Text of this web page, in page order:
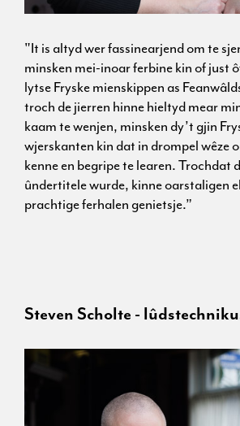
"It is altyd wer fassinearjend om te
minsken mei-inoar ferbine kin of just
lytse Fryske mienskippen as
troch de jierren hinne hieltyd mear
kaam te wenjen, minsken dy’t gjin
wjerskanten kin dat in drompel wêze
kenne en begripe te learen. Trochdat
ûndertitele wurde, kinne oarstaligen
prachtige ferhalen genietsje.”
Steven Scholte -